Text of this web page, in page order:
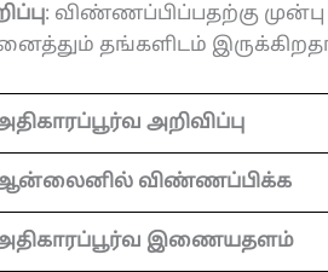
: விண்ணப்பிப்பதற்கு முன்பு
தங்களிடம்
அறிவிப்பு
விண்ணப்பிக்க
இணையதளம்